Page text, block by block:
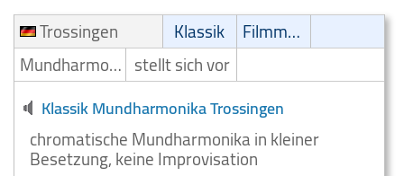
Trossingen
Klassik
Filmmusik
Mundharmonikaspieler stellt sich vor
Klassik Mundharmonika Trossingen
chromatische Mundharmonika in kleiner
Besetzung, keine Improvisation